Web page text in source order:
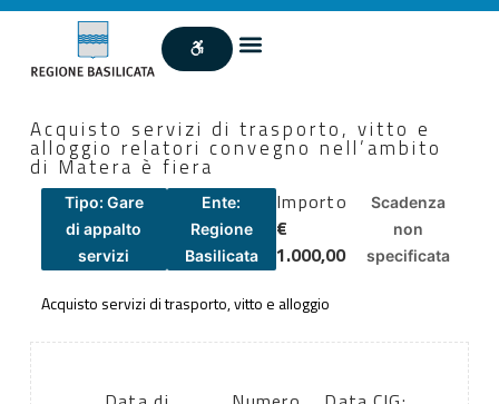
Acquisto servizi di trasporto, vitto e
alloggio relatori convegno nell’ambito
di Matera è fiera
Tipo: Gare
di appalto
servizi
Ente:
Regione
Basilicata
Importo
€
1.000,00
Scadenza
non
specificata
Acquisto servizi di trasporto, vitto e alloggio